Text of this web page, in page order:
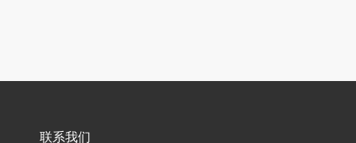
联系我们